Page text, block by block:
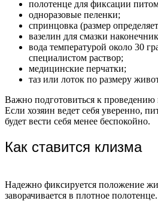
полотенце для фиксации
одноразовые пеленки;
спринцовка (размер
вазелин для смазки
вода температурой около 30
специалистом раствор;
медицинские перчатки;
таз или лоток по размеру
Важно подготовиться к
Если хозяин ведет себя уверенно,
будет вести себя менее беспокойно.
Как ставится клизма
Надежно фиксируется положение
заворачивается в плотное полотенце.